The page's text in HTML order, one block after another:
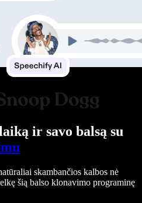
ir savo balsą su
skambančios kalbos nė
šią balso klonavimo programinę